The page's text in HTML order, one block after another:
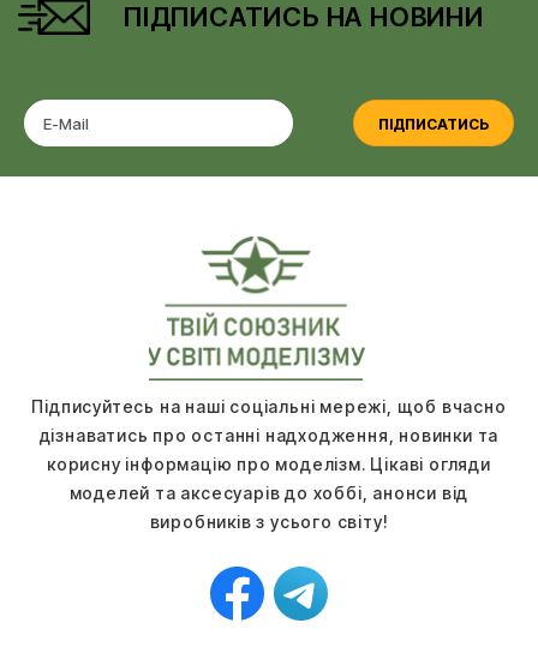
ПІДПИСАТИСЬ НА НОВИНИ
ПІДПИСАТИСЬ
Підписуйтесь на наші соціальні мережі, щоб вчасно
дізнаватись про останні надходження, новинки та
корисну інформацію про моделізм. Цікаві огляди
моделей та аксесуарів до хоббі, анонси від
виробників з усього світу!